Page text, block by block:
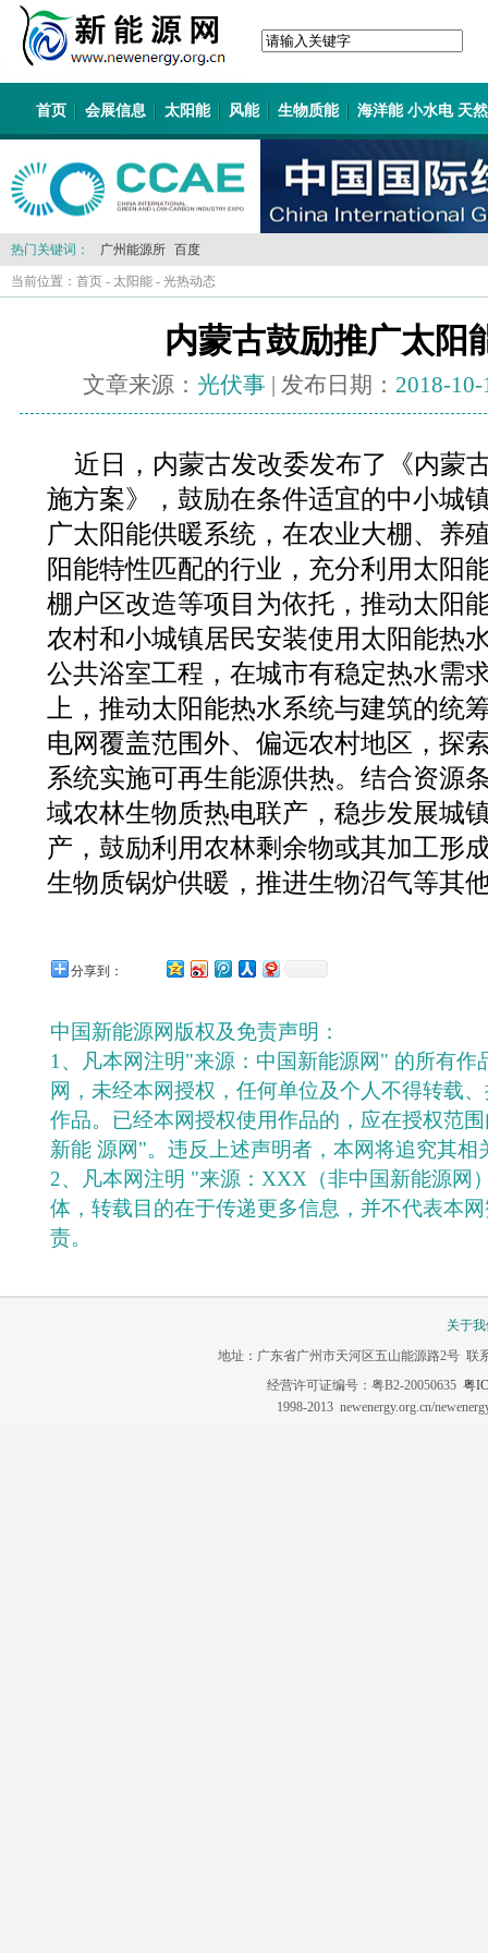
首页 会展信息 太阳能 风能 生物质能 海洋能 小水电 天
热门关键词： 广州能源所 百度
当前位置： 首页 - 太阳能 - 光热动态
内蒙古鼓励推广太阳
文章来源： 光伏事 | 发布日期： 2018-10-
近日，内蒙古发改委发布了《内蒙
施方案》，鼓励在条件适宜的中小城
广太阳能供暖系统，在农业大棚、养
阳能特性匹配的行业，充分利用太阳
棚户区改造等项目为依托，推动太阳
农村和小城镇居民安装使用太阳能热
公共浴室工程，在城市有稳定热水需
上，推动太阳能热水系统与建筑的统
电网覆盖范围外、偏远农村地区，探
系统实施可再生能源供热。结合资源
域农林生物质热电联产，稳步发展城
产，鼓励利用农林剩余物或其加工形
生物质锅炉供暖，推进生物沼气等其
分享到：
中国新能源网版权及免责声明：
1、凡本网注明"来源：中国新能源网" 的所有作
网，未经本网授权，任何单位及个人不得转载
作品。已经本网授权使用作品的，应在授权范
新能 源网"。违反上述声明者，本网将追究其相
2、凡本网注明 "来源：XXX（非中国新能源网
体，转载目的在于传递更多信息，并不代表本
责。
关于
地址：广东省广州市天河区五山能源路2号 联
经营许可证编号：粤B2-20050635 粤
1998-2013 newenergy.org.cn/